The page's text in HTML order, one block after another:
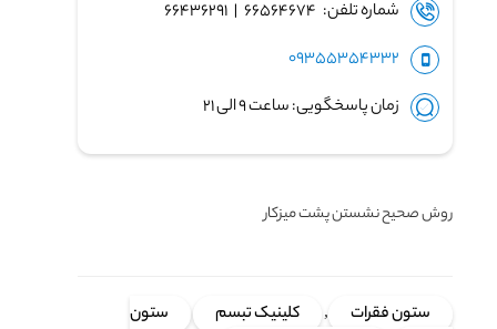
شماره تلفن: ۶۶۵۶۴۶۷۴ | ۶۶۴۳۶۲۹۱
09355354332
زمان پاسخگویی: ساعت ۹ الی ۲۱
روش صحیح نشستن پشت میزکار
ستون فقرات , کلینیک تبسم
ستون